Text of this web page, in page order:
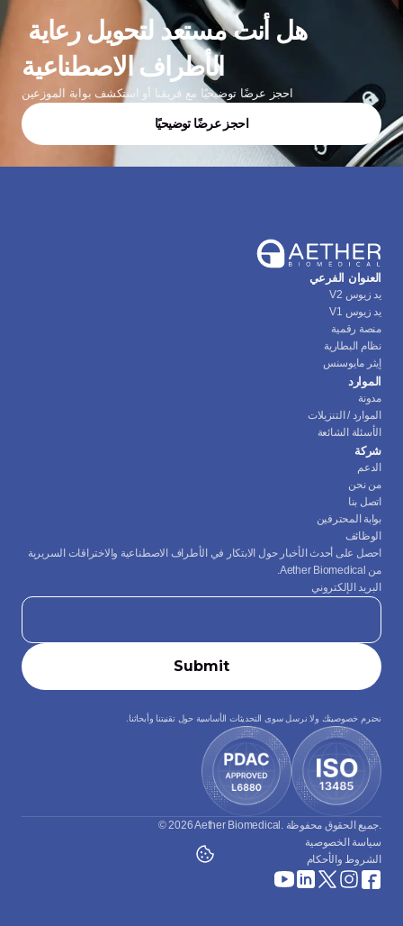
الأطراف الاصطناعية
احجز عرضًا توضيحيًا مع فريقنا أو استكشف بوابة الموزعين
احجز عرضًا توضيحيًا
العنوان الفرعي
يد زيوس V2
يد زيوس V1
منصة رقمية
نظام البطارية
إيثر مايوسنس
الموارد
مدونة
الموارد / التنزيلات
الأسئلة الشائعة
شركة
الدعم
من نحن
اتصل بنا
بوابة المحترفين
الوظائف
من Aether Biomedical.
البريد الإلكتروني
نحترم خصوصيتك ولا نرسل سوى التحديثات الأساسية حول تقنيتنا وأبحاثنا.
© 2026 Aether Biomedical. جميع الحقوق محفوظة.
سياسة الخصوصية
الشروط والأحكام